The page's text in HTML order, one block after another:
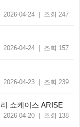
2026-04-24 | 조회 247
2026-04-24 | 조회 157
2026-04-23 | 조회 239
쇼케이스 ARISE
2026-04-20 | 조회 138